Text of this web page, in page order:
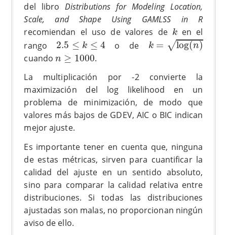
del libro Distributions for Modeling Location,
Scale, and Shape Using GAMLSS in R
recomiendan el uso de valores de k
ken el
rango 2.5 ≤ k ≤ 4
2.5 ≤k ≤4 o de k = √log(n)
k =log (n)
cuandon ≥ 1000
n ≥1000 .
La multiplicación por -2 convierte la
maximización del log likelihood en un
problema de minimización, de modo que
valores más bajos de GDEV, AIC o BIC indican
mejor ajuste.
Es importante tener en cuenta que, ninguna
de estas métricas, sirven para cuantificar la
calidad del ajuste en un sentido absoluto,
sino para comparar la calidad relativa entre
distribuciones. Si todas las distribuciones
ajustadas son malas, no proporcionan ningún
aviso de ello.